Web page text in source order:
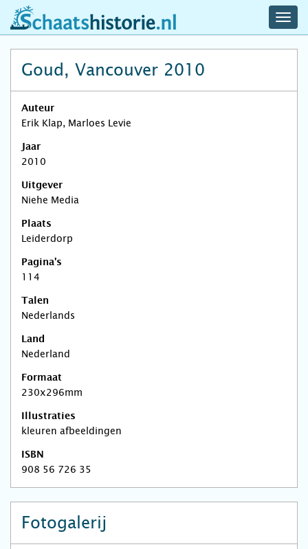
schaatshistorie.nl
Goud, Vancouver 2010
Auteur
Erik Klap, Marloes Levie
Jaar
2010
Uitgever
Niehe Media
Plaats
Leiderdorp
Pagina's
114
Talen
Nederlands
Land
Nederland
Formaat
230x296mm
Illustraties
kleuren afbeeldingen
ISBN
908 56 726 35
Fotogalerij